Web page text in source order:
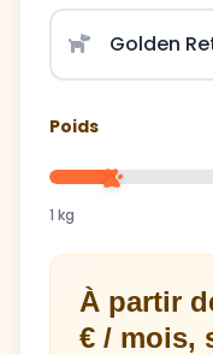
Poids
1 kg
À partir
€ / mois,